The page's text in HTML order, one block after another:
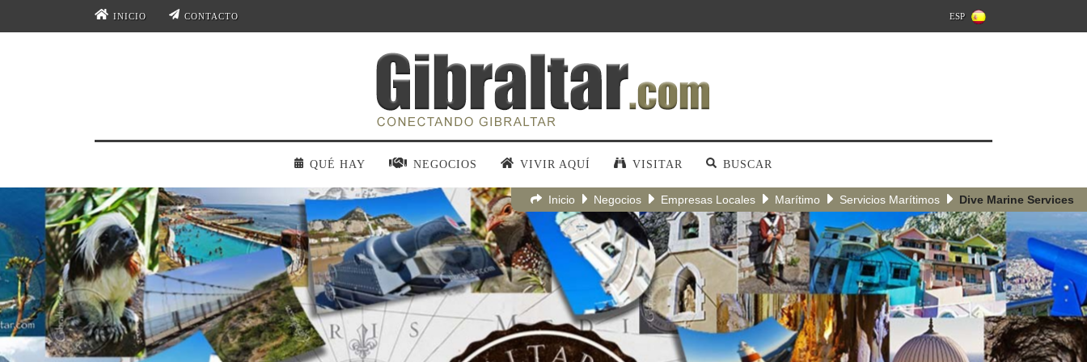
INICIO CONTACTO ESP
QUÉ HAY NEGOCIOS VIVIR AQUÍ VISITAR BUSCAR
Inicio Negocios Empresas Locales Marítimo Servicios Marítimos Dive Marine Services